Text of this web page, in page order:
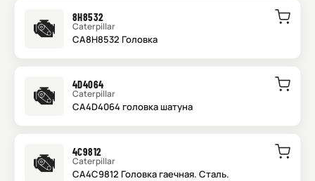
8H8532
Caterpillar
CA8H8532 Головка
4D4064
Caterpillar
CA4D4064 головка шатуна
4C9812
Caterpillar
CA4C9812 Головка гаечная. Сталь.